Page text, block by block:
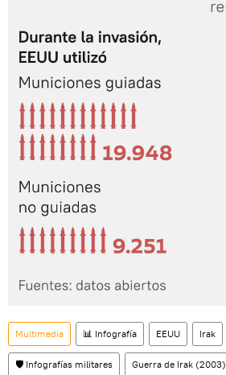
Multimedia 📊 Infografía EEUU Irak
🛡️ Infografías militares Guerra de Irak (2003)